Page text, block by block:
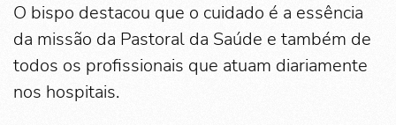
O bispo destacou que o cuidado é a essência
da missão da Pastoral da Saúde e também de
todos os profissionais que atuam diariamente
nos hospitais.